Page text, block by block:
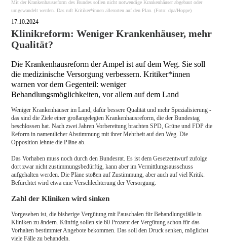
Mit der Krankenhausreform des Bundes sollen nicht notwendige Krankenhäuser abgebaut oder
umgewandelt werden. Das ruft Kritiker*innen allerorten auf den Plan. (Foto: dpa/Hoppe)
17.10.2024
Klinikreform: Weniger Krankenhäuser, mehr
Qualität?
Die Krankenhausreform der Ampel ist auf dem Weg. Sie soll
die medizinische Versorgung verbessern. Kritiker*innen
warnen vor dem Gegenteil: weniger
Behandlungsmöglichkeiten, vor allem auf dem Land
Weniger Krankenhäuser im Land, dafür bessere Qualität und mehr Spezialisierung -
das sind die Ziele einer großangelegten Krankenhausreform, die der Bundestag
beschlossen hat. Nach zwei Jahren Vorbereitung brachten SPD, Grüne und FDP die
Reform in namentlicher Abstimmung mit ihrer Mehrheit auf den Weg. Die
Opposition lehnte die Pläne ab.
Das Vorhaben muss noch durch den Bundesrat. Es ist dem Gesetzentwurf zufolge
dort zwar nicht zustimmungsbedürftig, kann aber im Vermittlungsausschuss
aufgehalten werden. Die Pläne stoßen auf Zustimmung, aber auch auf viel Kritik.
Befürchtet wird etwa eine Verschlechterung der Versorgung.
Zahl der Kliniken wird sinken
Vorgesehen ist, die bisherige Vergütung mit Pauschalen für Behandlungsfälle in
Kliniken zu ändern. Künftig sollen sie 60 Prozent der Vergütung schon für das
Vorhalten bestimmter Angebote bekommen. Das soll den Druck senken, möglichst
viele Fälle zu behandeln.